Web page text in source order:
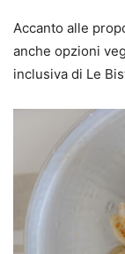
Accanto alle
anche opzioni
inclusiva di Le